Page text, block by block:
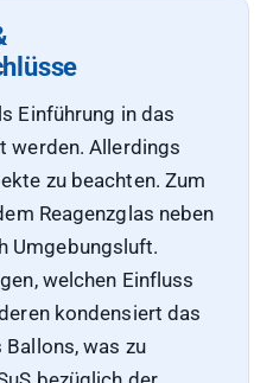
Einführung in das
werden. Allerdings
zu beachten. Zum
Reagenzglas neben
Umgebungsluft.
welchen Einfluss
kondensiert das
was zu